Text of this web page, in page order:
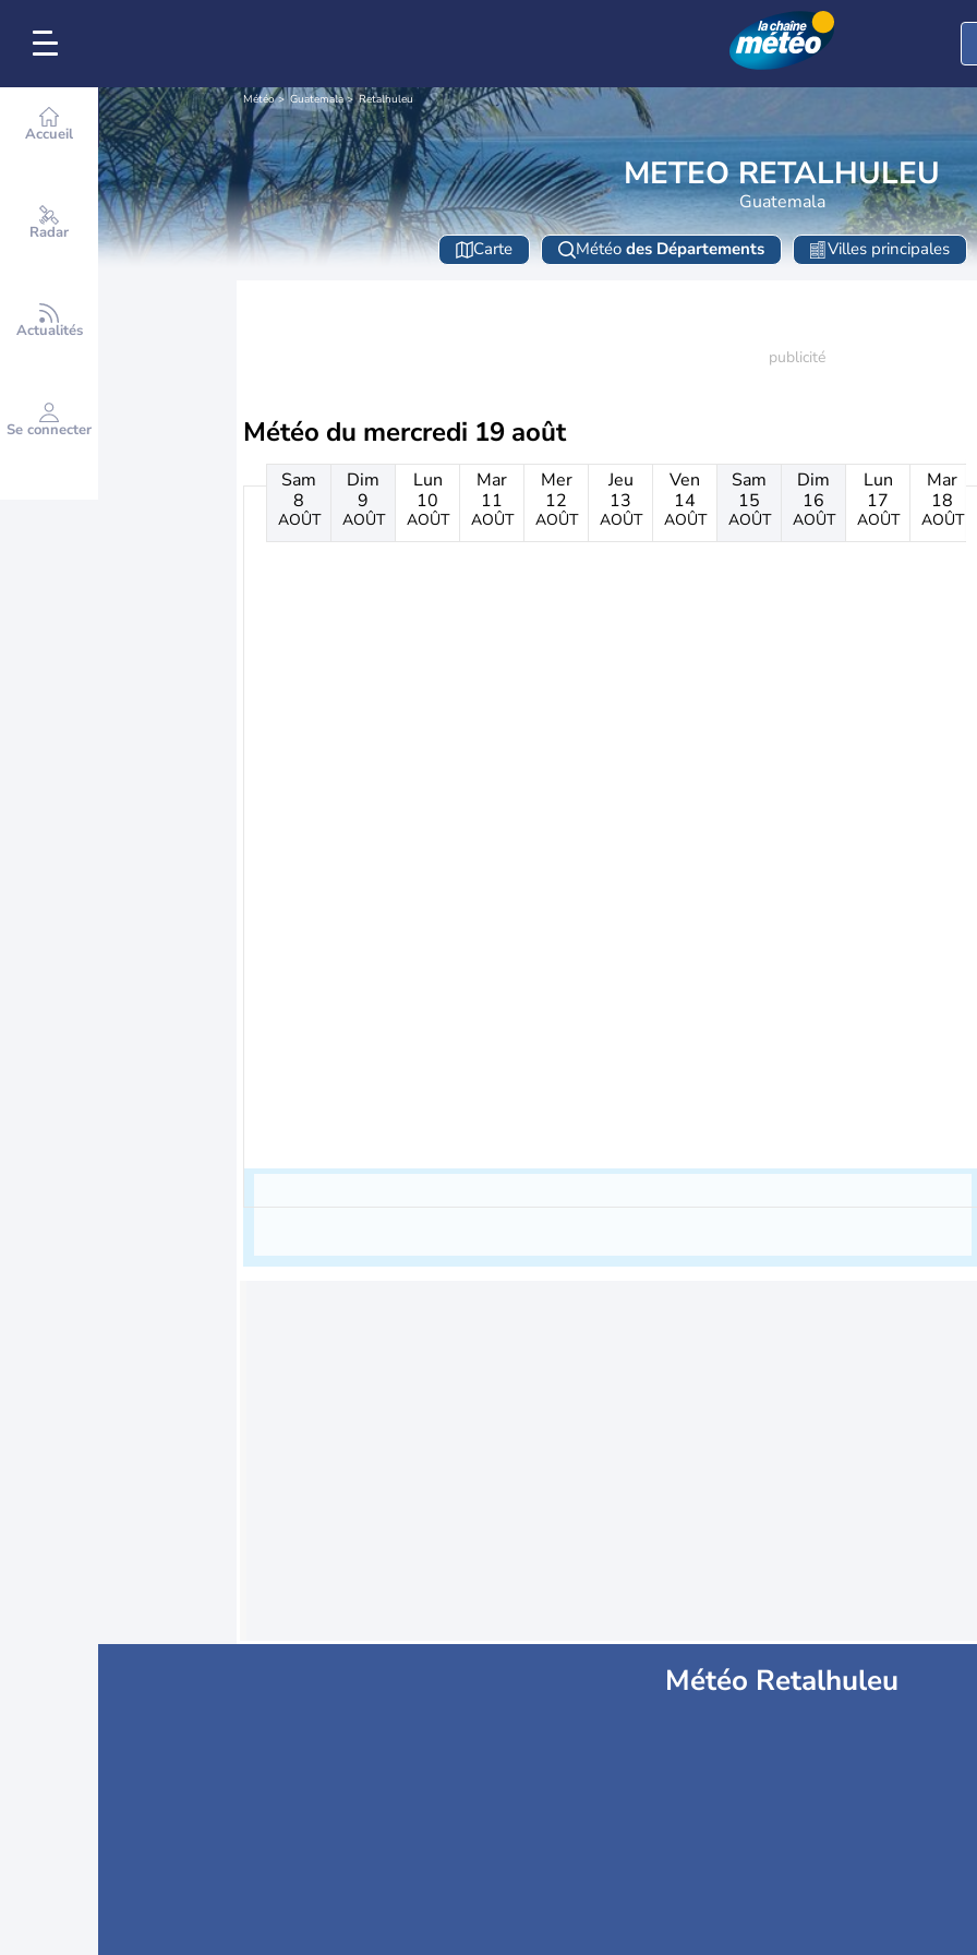
Accueil
Radar
Actualités
Se connecter
Météo Guatemala Retalhuleu
METEO RETALHULEU
Guatemala
Carte Météo des Départements Villes principales
Météo du mercredi 19 août
Sam
8
AOÛT
Dim
9
AOÛT
Lun
10
AOÛT
Mar
11
AOÛT
Mer
12
AOÛT
Jeu
13
AOÛT
Ven
14
AOÛT
Sam
15
AOÛT
Dim
16
AOÛT
Lun
17
AOÛT
Mar
18
AOÛT
Météo Retalhuleu